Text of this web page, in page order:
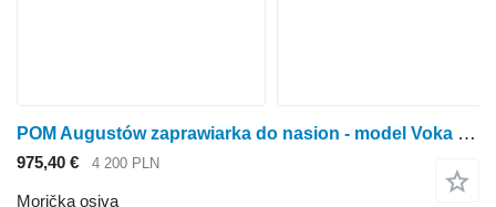
POM Augustów zaprawiarka do nasion - model Voka Łotwa COATING MOD
975,40 € 4 200 PLN
Morička osiva